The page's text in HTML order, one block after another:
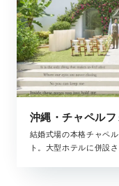
沖縄・チャペルフ
結婚式場の本格チャペ
ト。大型ホテルに併設